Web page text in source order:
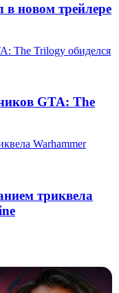
в новом трейлере
The Trilogy обиделся
GTA: The
Warhammer
триквела